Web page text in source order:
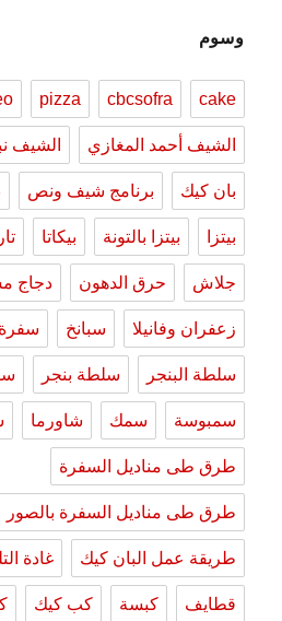
وسوم
cake
cbcsofra
pizza
الشيف أحمد المغازي الشيف
بان كيك برنامج شيف ونص
بيتزا بيتزا بالتونة بيكاتا
جلاش حرق الدهون دجاج
زعفران وفانيلا سبانخ سفرة
سلطة البنجر سلطة بنجر
سمبوسة سمك شاورما
طرق طى مناديل السفرة
طرق طى مناديل السفرة بالصور
طريقة عمل البان كيك غادة
قطايف كبسة كب كيك